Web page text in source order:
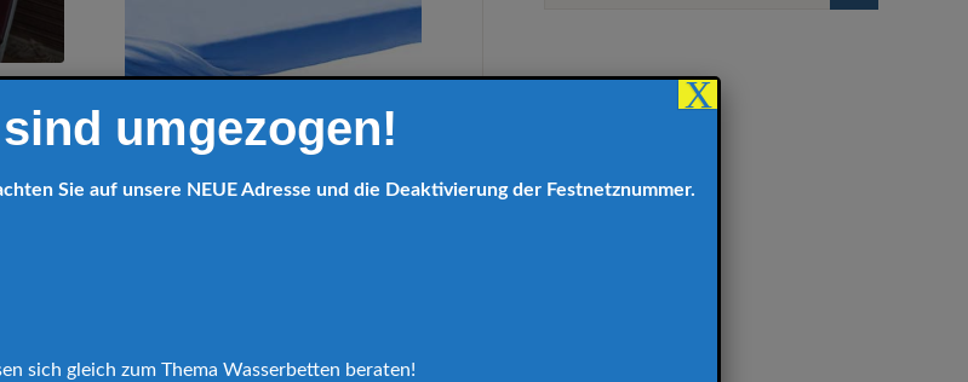
Was ist Pilling?
Pilling? Was ist das denn? Als
umgezogen!
Sie auf unsere NEUE Adresse und die Deaktivierung der Festnetznummer.
sich gleich zum Thema Wasserbetten beraten!
X